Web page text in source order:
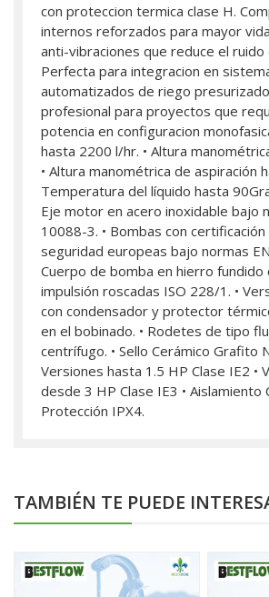
con proteccion termica clase H.
internos reforzados para mayor
anti-vibraciones que reduce el
Perfecta para integracion en
automatizados de riego
profesional para proyectos que
potencia en configuracion
hasta 2200 l/hr. • Altura
• Altura manométrica de aspiración
Temperatura del líquido hasta
Eje motor en acero inoxidable bajo
10088-3. • Bombas con
seguridad europeas bajo normas
Cuerpo de bomba en hierro fundido
impulsión roscadas ISO 228/1. •
con condensador y protector
en el bobinado. • Rodetes de tipo
centrífugo. • Sello Cerámico Grafito
Versiones hasta 1.5 HP Clase IE2 •
desde 3 HP Clase IE3 • Aislamiento
Protección IPX4.
TAMBIÉN TE PUEDE